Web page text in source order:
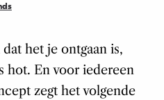
het je ontgaan is,
hot. En voor iedereen
zegt het volgende